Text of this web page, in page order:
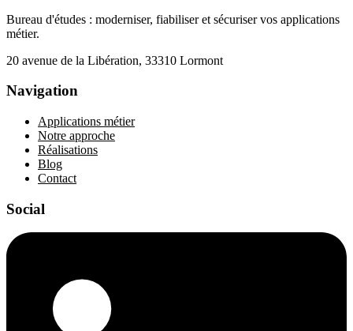
Bureau d'études : moderniser, fiabiliser et sécuriser vos applications
métier.
20 avenue de la Libération, 33310 Lormont
Navigation
Applications métier
Notre approche
Réalisations
Blog
Contact
Social